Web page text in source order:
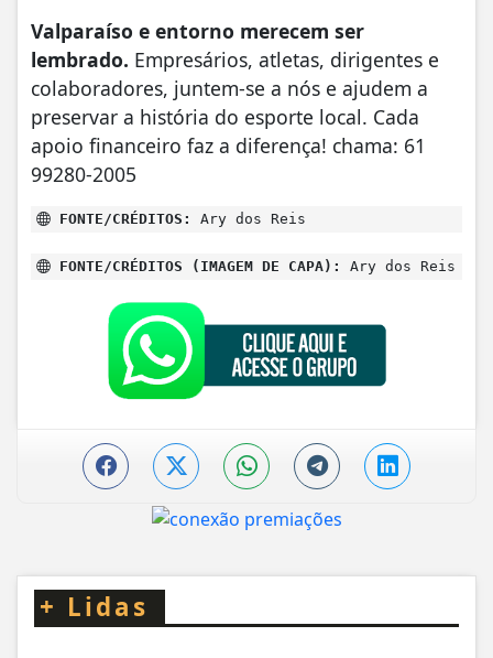
Valparaíso e entorno merecem ser
lembrado. Empresários, atletas, dirigentes e
colaboradores, juntem-se a nós e ajudem a
preservar a história do esporte local. Cada
apoio financeiro faz a diferença! chama: 61
99280-2005
FONTE/CRÉDITOS: Ary dos Reis
FONTE/CRÉDITOS (IMAGEM DE CAPA): Ary dos Reis
+ Lidas